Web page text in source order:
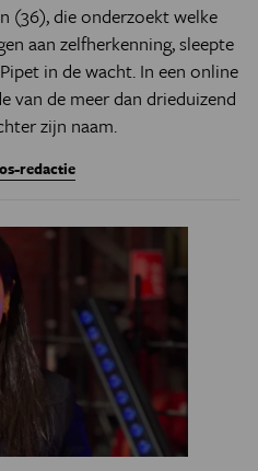
(36), die onderzoekt welke
aan zelfherkenning, sleepte
in de wacht. In een online
van de meer dan drieduizend
zijn naam.
redactie